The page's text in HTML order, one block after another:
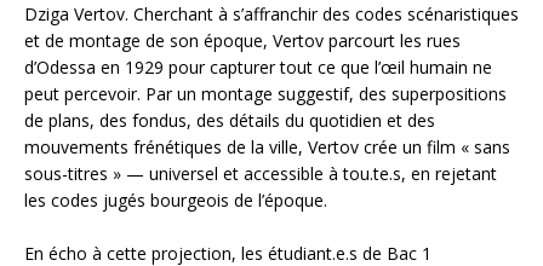
Dziga Vertov. Cherchant à s’affranchir des codes scénaristiques
et de montage de son époque, Vertov parcourt les rues
d’Odessa en 1929 pour capturer tout ce que l’œil humain ne
peut percevoir. Par un montage suggestif, des superpositions
de plans, des fondus, des détails du quotidien et des
mouvements frénétiques de la ville, Vertov crée un film « sans
sous-titres » — universel et accessible à tou.te.s, en rejetant
les codes jugés bourgeois de l’époque.
En écho à cette projection, les étudiant.e.s de Bac 1